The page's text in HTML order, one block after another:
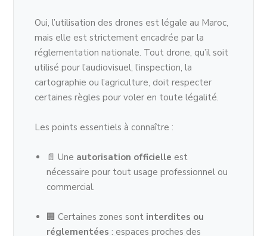
Oui, l’utilisation des drones est légale au Maroc,
mais elle est strictement encadrée par la
réglementation nationale. Tout drone, qu’il soit
utilisé pour l’audiovisuel, l’inspection, la
cartographie ou l’agriculture, doit respecter
certaines règles pour voler en toute légalité.
Les points essentiels à connaître :
📄 Une autorisation officielle est
nécessaire pour tout usage professionnel ou
commercial.
🏢 Certaines zones sont interdites ou
réglementées : espaces proches des